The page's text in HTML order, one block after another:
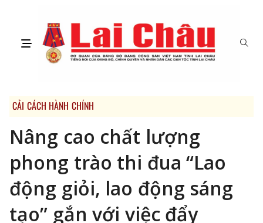
CẢI CÁCH HÀNH CHÍNH
Nâng cao chất lượng
phong trào thi đua “Lao
động giỏi, lao động sáng
tạo” gắn với việc đẩy